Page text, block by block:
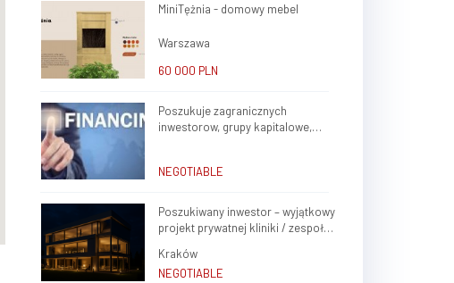
MiniTężnia - domowy mebel
Warszawa
60 000 PLN
Poszukuje zagranicznych
inwestorow, grupy kapitalowe,
NEGOTIABLE
Poszukiwany inwestor – wyjątkowy
projekt prywatnej kliniki / zespołu
Krakowa (Krowodrza)
Kraków
NEGOTIABLE